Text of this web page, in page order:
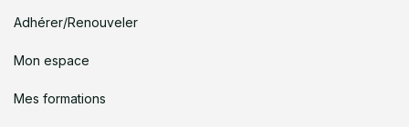
Adhérer/Renouveler
Mon espace
Mes formations